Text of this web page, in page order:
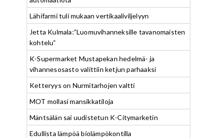
Lähifarmi tuli mukaan vertikaaliviljelyyn
Jetta Kulmala:”Luomuvihanneksille tavanomaisten
kohtelu”
K-Supermarket Mustapekan hedelmä- ja
vihannesosasto valittiin ketjun parhaaksi
Ketteryys on Nurmitarhojen valtti
MOT mollasi mansikkatiloja
Mäntsälän sai uudistetun K-Citymarketin
Edullista lämpöä biolämpökontilla